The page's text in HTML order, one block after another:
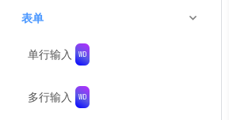
表单
单行输入
多行输入